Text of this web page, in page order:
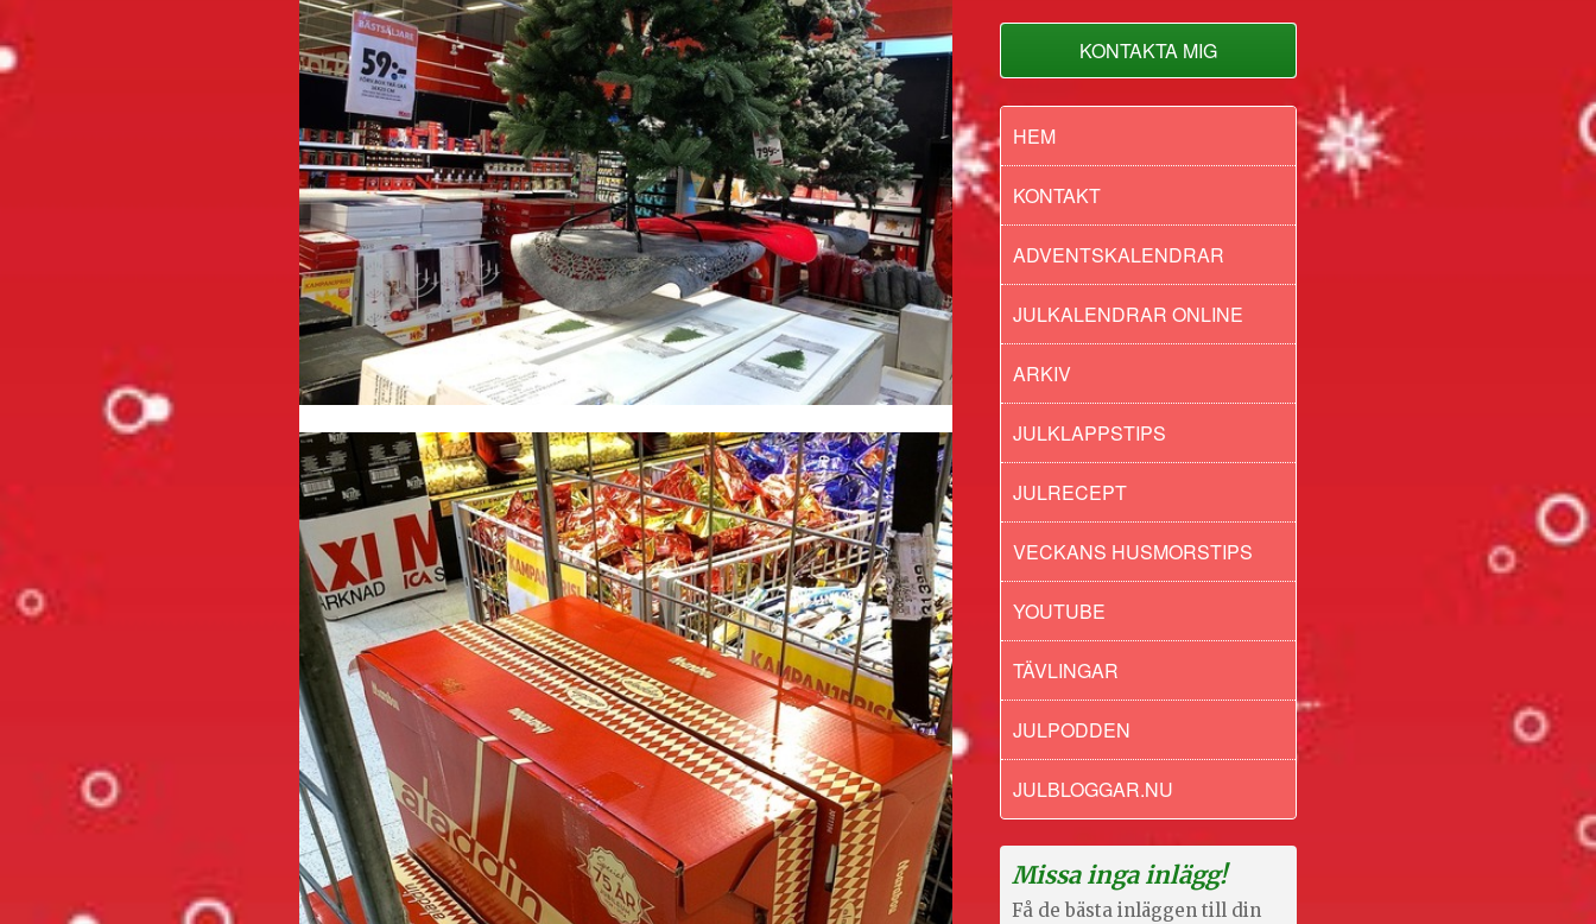
KONTAKTA MIG
HEM
KONTAKT
ADVENTSKALENDRAR
JULKALENDRAR ONLINE
ARKIV
JULKLAPPSTIPS
JULRECEPT
VECKANS HUSMORSTIPS
YOUTUBE
TÄVLINGAR
JULPODDEN
JULBLOGGAR.NU
Missa inga inlägg!
Få de bästa inläggen till din